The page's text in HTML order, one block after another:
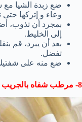
ضع زبدة الشيا
وعاء و إتركها
بمجرد أن تذوب،
إلى الخليط.
بعد أن يبرد، قم
تفضل.
ضع منه على شفتيك
8- مرطب شفاه بالجريب فروت